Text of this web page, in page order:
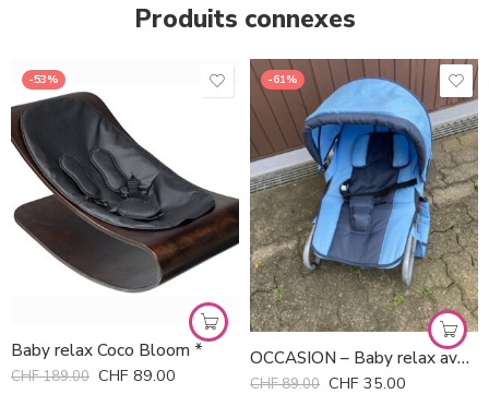
Produits connexes
-53%
Baby relax Coco Bloom *
CHF189.00 CHF 89.00
-61%
OCCASION – Baby relax avec toit soleil amovible
CHF89.00 CHF 35.00